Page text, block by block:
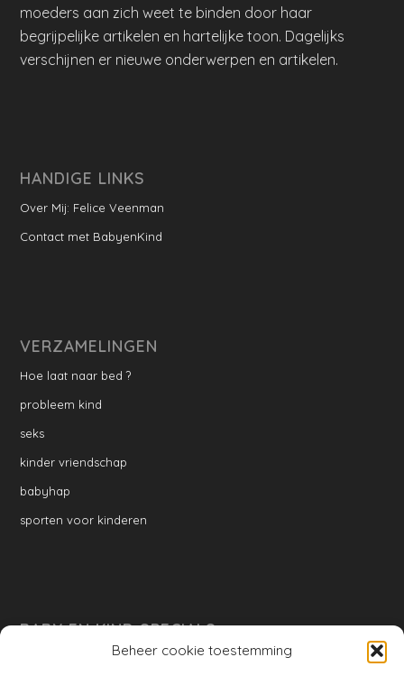
Beheer cookie toestemming
moeders aan zich weet te binden door haar
begrijpelijke artikelen en hartelijke toon. Dagelijks
verschijnen er nieuwe onderwerpen en artikelen.
HANDIGE LINKS
Over Mij: Felice Veenman
Contact met BabyenKind
VERZAMELINGEN
Hoe laat naar bed ?
probleem kind
seks
kinder vriendschap
babyhap
sporten voor kinderen
BABY EN KIND SPECIALS